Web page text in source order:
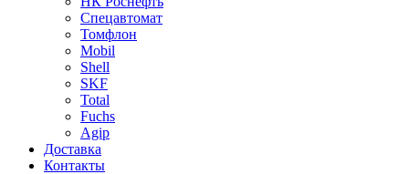
Спецавтомат
Томфлон
Mobil
Shell
SKF
Total
Fuchs
Agip
Доставка
Контакты